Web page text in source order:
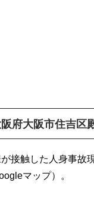
府大阪市住吉区
接触した人身事故
マップ）。